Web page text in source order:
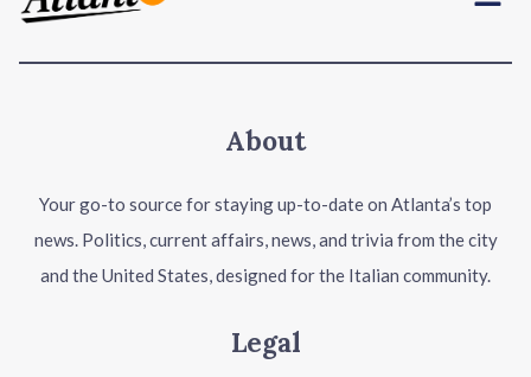
About
Your go-to source for staying up-to-date on Atlanta’s top
news. Politics, current affairs, news, and trivia from the city
and the United States, designed for the Italian community.
Legal